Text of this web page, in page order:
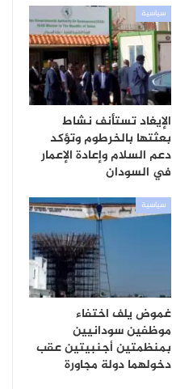
سياسية
الإيغاد تستأنف نشاط
بعثتها بالخرطوم وتؤكد
دعم السلام وإعادة الإعمار
في السودان
سياسية
غموض يلف اختفاء
موظفين سودانيين
بمنظمتين أجنبيتين عقب
دخولهما دولة مجاورة